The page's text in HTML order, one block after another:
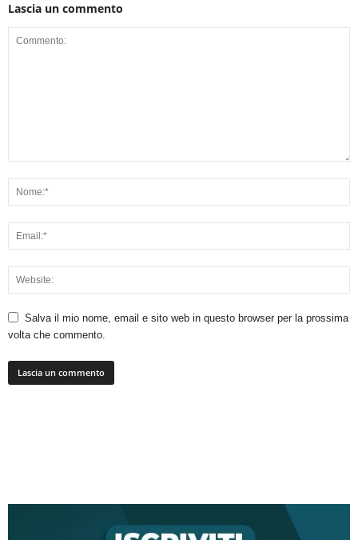
Lascia un commento
Salva il mio nome, email e sito web in questo browser per la prossima
volta che commento.